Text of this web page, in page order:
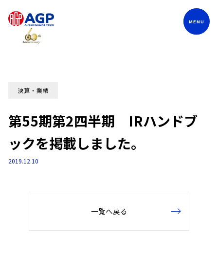
決算・業績
第55期第2四半期 IRハンドブ
ックを掲載しました。
2019.12.10
一覧へ戻る